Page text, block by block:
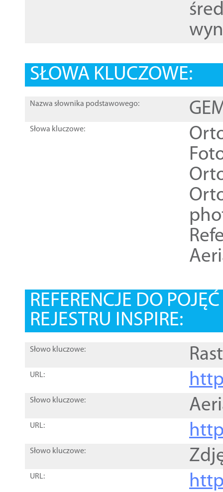
SŁOWA KLUCZOWE:
Nazwa słownika podstawowego:
Słowa kluczowe:
REFERENCJE DO
REJESTRU INSPIRE:
Słowo kluczowe:
URL:
Słowo kluczowe:
URL:
Słowo kluczowe:
URL: